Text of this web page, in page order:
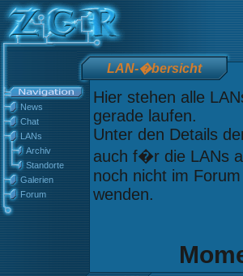
LAN-�bersicht
News
Chat
LANs
Archiv
Standorte
Galerien
Forum
Hier stehen alle
gerade laufen.
Unter den Details
auch f�r die LANs
noch nicht im
wenden.